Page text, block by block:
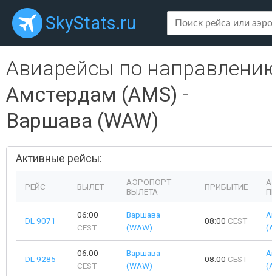
SkyStats.ru
Авиарейсы по
Амстердам (AMS) -
Варшава (WAW)
Активные рейсы:
РЕЙС ВЫЛЕТ
АЭРОПОРТ
ВЫЛЕТА
ПРИБЫТИЕ
DL 9071
06:00
CEST
Варшава
(WAW)
08:00 CEST
DL 9285
06:00
CEST
Варшава
(WAW)
08:00 CEST